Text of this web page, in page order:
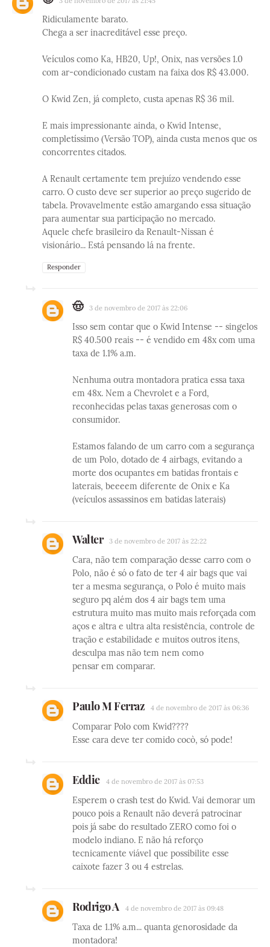
Ridiculamente barato.
Chega a ser inacreditável esse preço.
Veículos como Ka, HB20, Up!, Onix, nas versões 1.0
com ar-condicionado custam na faixa dos R$ 43.000.
O Kwid Zen, já completo, custa apenas R$ 36 mil.
E mais impressionante ainda, o Kwid Intense,
completíssimo (Versão TOP), ainda custa menos que os
concorrentes citados.
A Renault certamente tem prejuízo vendendo esse
carro. O custo deve ser superior ao preço sugerido de
tabela. Provavelmente estão amargando essa situação
para aumentar sua participação no mercado.
Aquele chefe brasileiro da Renault-Nissan é
visionário... Está pensando lá na frente.
Responder
🤠 3 de novembro de 2017 às 22:06
Isso sem contar que o Kwid Intense -- singelos
R$ 40.500 reais -- é vendido em 48x com uma
taxa de 1.1% a.m.
Nenhuma outra montadora pratica essa taxa
em 48x. Nem a Chevrolet e a Ford,
reconhecidas pelas taxas generosas com o
consumidor.
Estamos falando de um carro com a segurança
de um Polo, dotado de 4 airbags, evitando a
morte dos ocupantes em batidas frontais e
laterais, beeeem diferente de Onix e Ka
(veículos assassinos em batidas laterais)
Walter 3 de novembro de 2017 às 22:22
Cara, não tem comparação desse carro com o
Polo, não é só o fato de ter 4 air bags que vai
ter a mesma segurança, o Polo é muito mais
seguro pq além dos 4 air bags tem uma
estrutura muito mas muito mais reforçada com
aços e altra e ultra alta resistência, controle de
tração e estabilidade e muitos outros itens,
desculpa mas não tem nem como
pensar em comparar.
Paulo M Ferraz 4 de novembro de 2017 às 06:36
Comparar Polo com Kwid????
Esse cara deve ter comido cocò, só pode!
Eddie 4 de novembro de 2017 às 07:53
Esperem o crash test do Kwid. Vai demorar um
pouco pois a Renault não deverá patrocinar
pois já sabe do resultado ZERO como foi o
modelo indiano. E não há reforço
tecnicamente viável que possibilite esse
caixote fazer 3 ou 4 estrelas.
Rodrigo A 4 de novembro de 2017 às 09:48
Taxa de 1.1% a.m... quanta genorosidade da
montadora!